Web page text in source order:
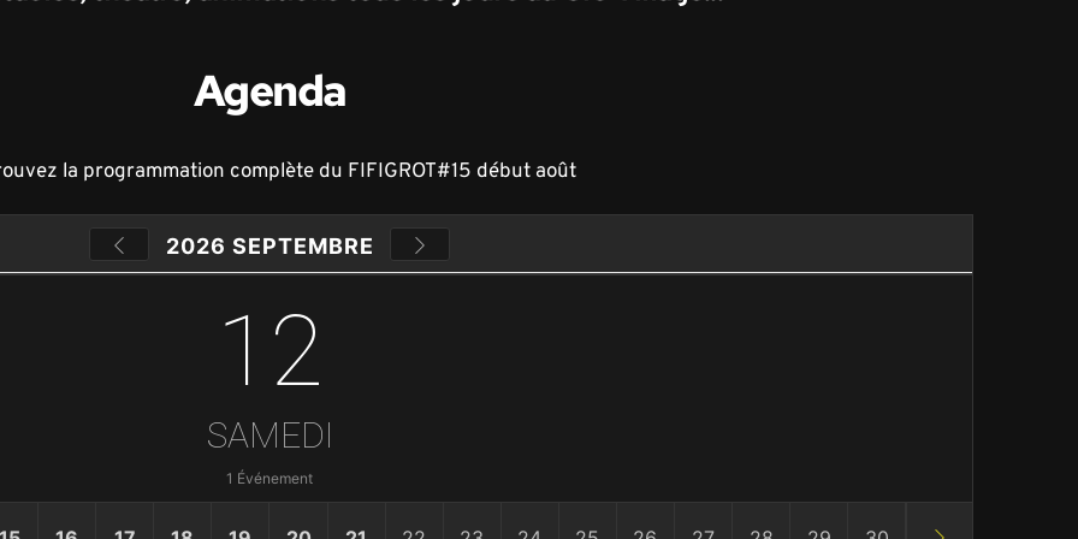
Agenda
la programmation complète du FIFIGROT#15 début août
2026 SEPTEMBRE
12
SAMEDI
1 Événement